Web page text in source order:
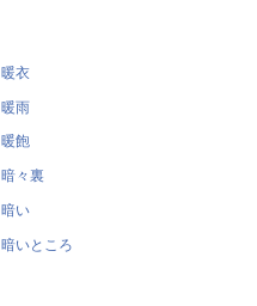
暖衣
暖雨
暖飽
暗々裏
暗い
暗いところ